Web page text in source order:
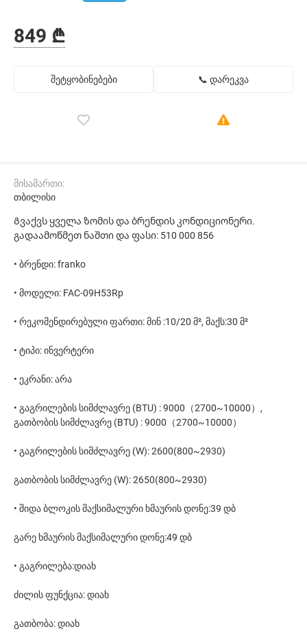
849 ₾
შეტყობინებები 📞 დარეკვა
მისამართი:
თბილისი
Გვაქვს ყველა ზომის და ბრენდის კონდიციონერი.
გადაამოწმეთ ნაშთი და ფასი: 510 000 856
• ბრენდი: franko
• მოდელი: FAC-09H53Rp
• რეკომენდირებული ფართი: მინ :10/20 მ², მაქს:30 მ²
• ტიპი: ინვერტერი
• ეკრანი: არა
• გაგრილების სიმძლავრე (BTU) : 9000（2700~10000）,
გათბობის სიმძლავრე (BTU) : 9000（2700~10000）
• გაგრილების სიმძლავრე (W): 2600(800~2930)
გათბობის სიმძლავრე (W): 2650(800~2930)
• შიდა ბლოკის მაქსიმალური ხმაურის დონე:39 დბ
გარე ხმაურის მაქსიმალური დონე:49 დბ
• გაგრილება:დიახ
ძილის ფუნქცია: დიახ
გათბობა: დიახ